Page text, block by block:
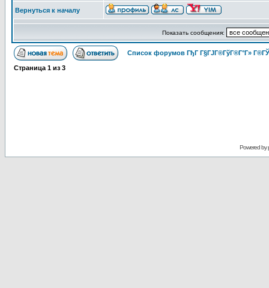
Вернуться к началу
Показать сообщения:
Список форумов ГђГ Г§ГЈГ®ГўГ®Г°Г»
Страница 1 из 3
Powered by